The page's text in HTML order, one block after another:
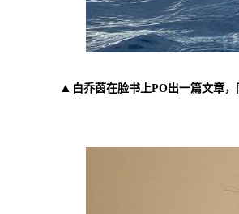
▲ 白乔茵在脸书上PO出一篇文章